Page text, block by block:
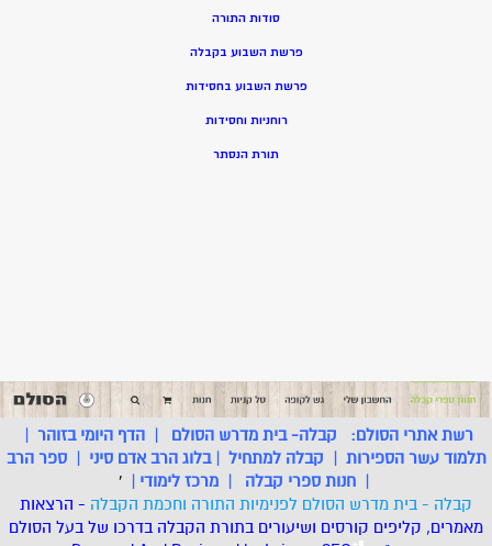
סודות התורה
פרשת השבוע בקבלה
פרשת השבוע בחסידות
רוחניות וחסידות
תורת הנסתר
רשת אתרי הסולם: קבלה- בית מדרש הסולם |הדף היומי בזוהר |
תלמוד עשר הספירות | קבלה למתחיל |בלוג הרב אדם סיני |ספר הרב
| חנות ספרי קבלה | מרכז לימודי |
'
קבלה - בית מדרש הסולם לפנימיות התורה וחכמת הקבלה - הרצאות
מאמרים, קליפים קורסים ושיעורים בתורת הקבלה בדרכו של בעל הסולם